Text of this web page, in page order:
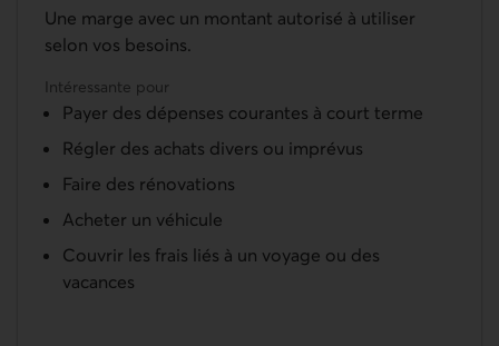
Une marge avec un montant autorisé à utiliser
selon vos besoins.
Intéressante pour
Payer des dépenses courantes à court terme
Régler des achats divers ou imprévus
Faire des rénovations
Acheter un véhicule
Couvrir les frais liés à un voyage ou des
vacances